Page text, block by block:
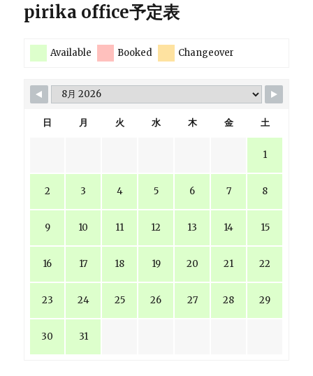
pirika office予定表
Available Booked Changeover
日 月 火 水 木 金 土
1
2 3 4 5 6 7 8
9 10 11 12 13 14 15
16 17 18 19 20 21 22
23 24 25 26 27 28 29
30 31